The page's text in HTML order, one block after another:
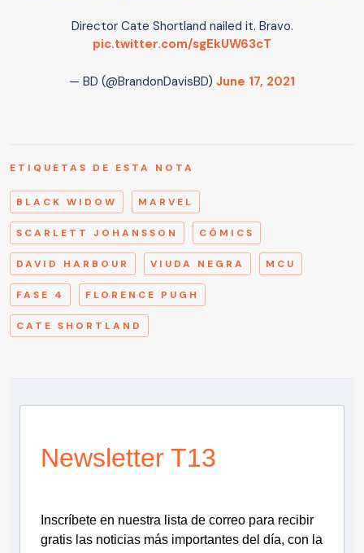
Director Cate Shortland nailed it. Bravo.
pic.twitter.com/sgEkUW63cT
— BD (@BrandonDavisBD) June 17, 2021
ETIQUETAS DE ESTA NOTA
BLACK WIDOW MARVEL
SCARLETT JOHANSSON CÓMICS
DAVID HARBOUR VIUDA NEGRA MCU
FASE 4 FLORENCE PUGH
CATE SHORTLAND
Newsletter T13
Inscríbete en nuestra lista de correo para recibir
gratis las noticias más importantes del día, con la